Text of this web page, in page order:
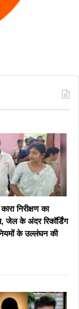
निरीक्षण का
जेल के अंदर रिकॉर्डिंग
के उल्लंघन की